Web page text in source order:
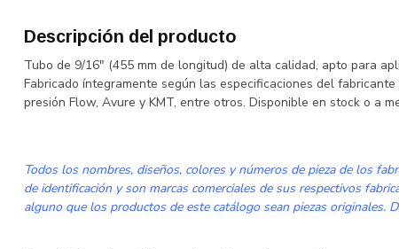
Descripción del producto
Tubo de 9/16" (455 mm de longitud) de alta calidad, apto para
Fabricado íntegramente según las especificaciones del
presión Flow, Avure y KMT, entre otros. Disponible en stock o a
Todos los nombres, diseños, colores y números de pieza de los
de identificación y son marcas comerciales de sus respectivos
alguno que los productos de este catálogo sean piezas originales.